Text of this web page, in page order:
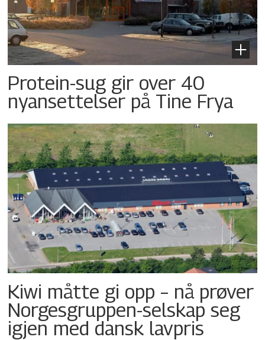
Protein-sug gir over 40
nyansettelser på Tine Frya
Kiwi måtte gi opp – nå prøver
Norgesgruppen-selskap seg
igjen med dansk lavpris